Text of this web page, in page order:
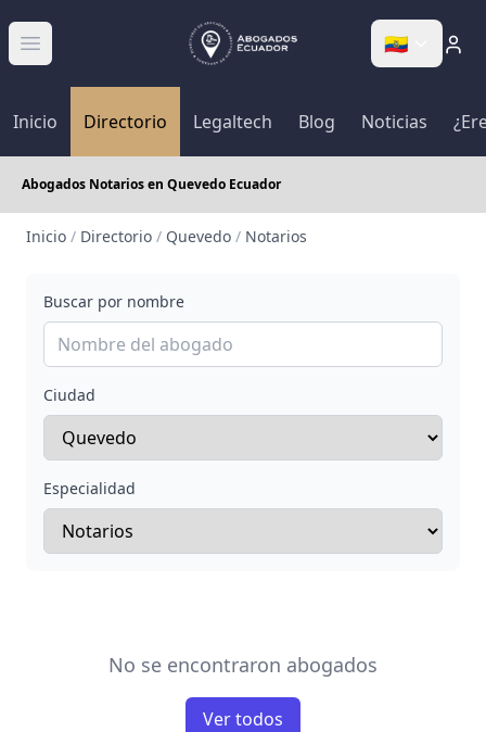
Abrir menú 🇪🇨
Inicio Directorio Legaltech Blog Noticias
Abogados Notarios en Quevedo Ecuador
Inicio / Directorio / Quevedo / Notarios
Buscar por nombre
Ciudad
Especialidad
No se encontraron abogados
Ver todos